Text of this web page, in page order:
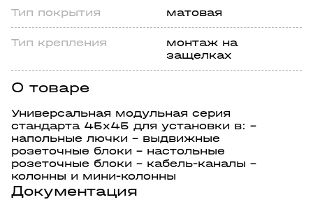
Тип покрытия матовая
Тип крепления
монтаж на
защелках
О товаре
Универсальная модульная серия
стандарта 45х45 для установки в: -
напольные лючки - выдвижные
розеточные блоки - настольные
розеточные блоки - кабель-каналы -
колонны и мини-колонны
Документация